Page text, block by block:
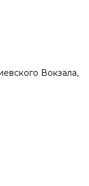
Вокзала,